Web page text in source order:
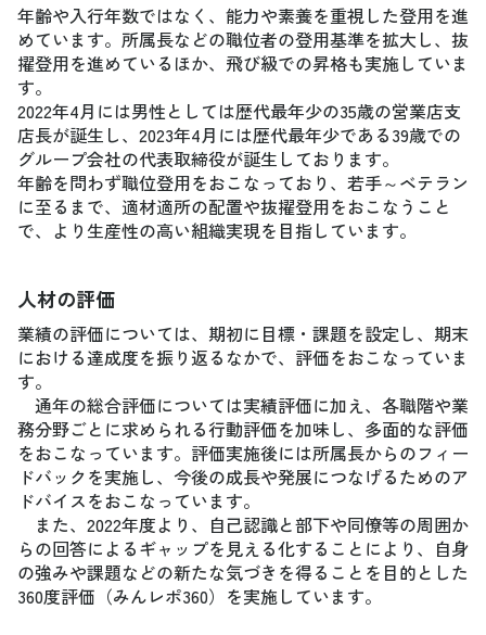
年齢や入行年数ではなく、能力や素養を重視した登用を進
めています。所属長などの職位者の登用基準を拡大し、抜
擢登用を進めているほか、飛び級での昇格も実施していま
す。
2022年4月には男性としては歴代最年少の35歳の営業店支
店長が誕生し、2023年4月には歴代最年少である39歳での
グループ会社の代表取締役が誕生しております。
年齢を問わず職位登用をおこなっており、若手～ベテラン
に至るまで、適材適所の配置や抜擢登用をおこなうこと
で、より生産性の高い組織実現を目指しています。
人材の評価
業績の評価については、期初に目標・課題を設定し、期末
における達成度を振り返るなかで、評価をおこなっていま
す。
通年の総合評価については実績評価に加え、各職階や業
務分野ごとに求められる行動評価を加味し、多面的な評価
をおこなっています。評価実施後には所属長からのフィー
ドバックを実施し、今後の成長や発展につなげるためのア
ドバイスをおこなっています。
また、2022年度より、自己認識と部下や同僚等の周囲か
らの回答によるギャップを見える化することにより、自身
の強みや課題などの新たな気づきを得ることを目的とした
360度評価（みんレポ360）を実施しています。